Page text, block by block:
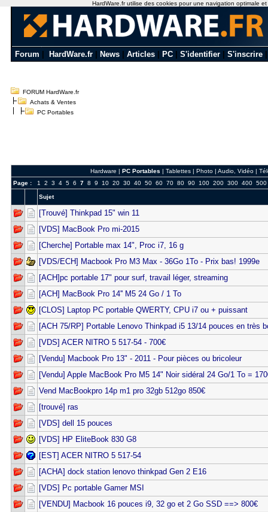
Forum HardWare.fr News Articles PC S'identifier S'inscrire
FORUM HardWare.fr
Achats & Ventes
PC Portables
Hardware |PC Portables |Tablettes |Photo |Audio, Vidéo |
Page :
1 2 3 4 5 6 7 8 9 10 20 30 40 50 60 70 80 90 100 200 300 400 500
Sujet
[Trouvé] Thinkpad 15" win 11
[VDS] MacBook Pro mi-2015
[Cherche] Portable max 14", Proc i7, 16 g
[VDS/ECH] Macbook Pro M3 Max - 36Go 1To - Prix bas! 1999e
[ACH]pc portable 17" pour surf, travail léger, streaming
[ACH] MacBook Pro 14'' M5 24 Go / 1 To
[CLOS] Laptop PC portable QWERTY, CPU i7 ou + puissant
[ACH 75/RP] Portable Lenovo Thinkpad i5 13/14 pouces en très
[VDS] ACER NITRO 5 517-54 - 700€
[Vendu] Macbook Pro 13" - 2011 - Pour pièces ou bricoleur
[Vendu] Apple MacBook Pro M5 14" Noir sidéral 24 Go/1 To =
Vend MacBookpro 14p m1 pro 32gb 512go 850€
[trouvé] ras
[VDS] dell 15 pouces
[VDS] HP EliteBook 830 G8
[EST] ACER NITRO 5 517-54
[ACHA] dock station lenovo thinkpad Gen 2 E16
[VDS] Pc portable Gamer MSI
[VENDU] Macbook 16 pouces i9, 32 go et 2 Go SSD ==> 800€
HardWare.fr utilise des cookies pour une navigation optimale